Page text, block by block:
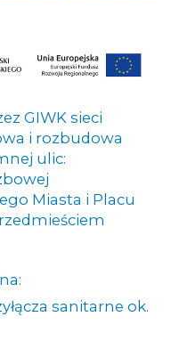
GIWK sieci
i rozbudowa
ulic:
Miasta i Placu
sanitarne ok.